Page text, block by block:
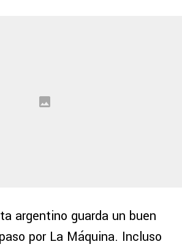
argentino guarda un buen
por La Máquina. Incluso